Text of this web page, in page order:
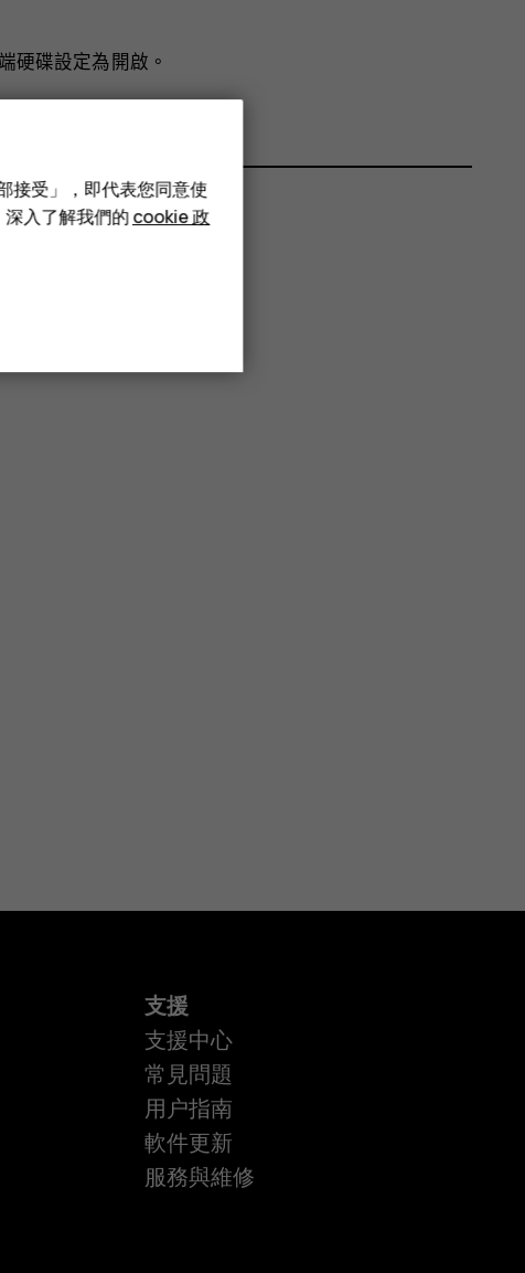
硬碟設定為開啟 。
支援
支援中心
常見問題
用户指南
軟件更新
服務與維修
接受」，即代表您同意使
入了解我們的cookie 政